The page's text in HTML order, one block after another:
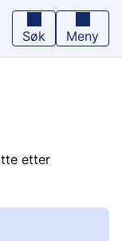
Søk Meny
etter